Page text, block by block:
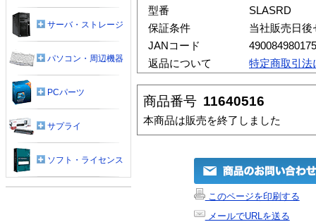
型番
SLASRD
保証条件
当社販売日後
JANコード
返品について
特定商取引法
商品番号 11640516
本商品は販売を終了しました
このページを印刷する
メールでURLを送る
サーバ・ストレージ
パソコン・周辺機器
PCパーツ
サプライ
ソフト・ライセンス